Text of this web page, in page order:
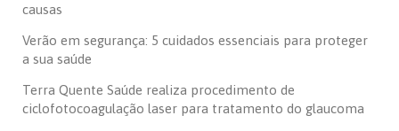
causas
Verão em segurança: 5 cuidados essenciais para proteger
a sua saúde
Terra Quente Saúde realiza procedimento de
ciclofotocoagulação laser para tratamento do glaucoma